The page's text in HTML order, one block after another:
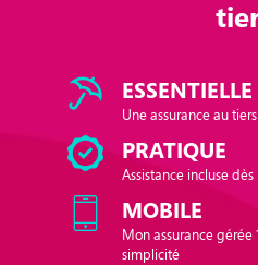
ESSENTIELLE
Une assurance au
PRATIQUE
Assistance incluse
MOBILE
Mon assurance
simplicité